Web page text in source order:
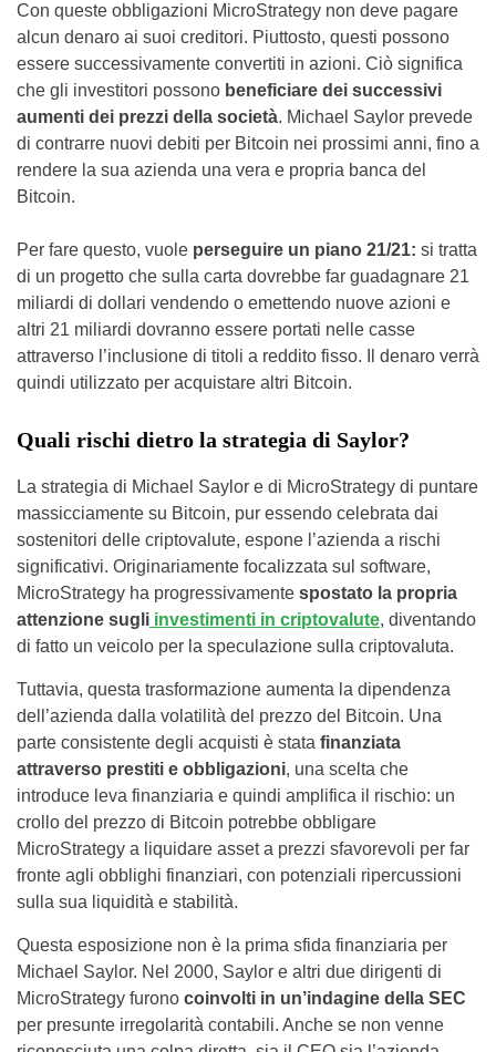
Con queste obbligazioni MicroStrategy non deve pagare
alcun denaro ai suoi creditori. Piuttosto, questi possono
essere successivamente convertiti in azioni. Ciò significa
che gli investitori possono beneficiare dei successivi
aumenti dei prezzi della società. Michael Saylor prevede
di contrarre nuovi debiti per Bitcoin nei prossimi anni, fino a
rendere la sua azienda una vera e propria banca del
Bitcoin.
Per fare questo, vuole perseguire un piano 21/21: si tratta
di un progetto che sulla carta dovrebbe far guadagnare 21
miliardi di dollari vendendo o emettendo nuove azioni e
altri 21 miliardi dovranno essere portati nelle casse
attraverso l’inclusione di titoli a reddito fisso. Il denaro verrà
quindi utilizzato per acquistare altri Bitcoin.
Quali rischi dietro la strategia di Saylor?
La strategia di Michael Saylor e di MicroStrategy di puntare
massicciamente su Bitcoin, pur essendo celebrata dai
sostenitori delle criptovalute, espone l’azienda a rischi
significativi. Originariamente focalizzata sul software,
MicroStrategy ha progressivamente spostato la propria
attenzione sugli investimenti in criptovalute, diventando
di fatto un veicolo per la speculazione sulla criptovaluta.
Tuttavia, questa trasformazione aumenta la dipendenza
dell’azienda dalla volatilità del prezzo del Bitcoin. Una
parte consistente degli acquisti è stata finanziata
attraverso prestiti e obbligazioni, una scelta che
introduce leva finanziaria e quindi amplifica il rischio: un
crollo del prezzo di Bitcoin potrebbe obbligare
MicroStrategy a liquidare asset a prezzi sfavorevoli per far
fronte agli obblighi finanziari, con potenziali ripercussioni
sulla sua liquidità e stabilità.
Questa esposizione non è la prima sfida finanziaria per
Michael Saylor. Nel 2000, Saylor e altri due dirigenti di
MicroStrategy furono coinvolti in un’indagine della SEC
per presunte irregolarità contabili. Anche se non venne